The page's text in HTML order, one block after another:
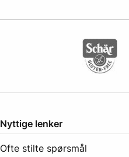
Nyttige lenker
Ofte stilte spørsmål